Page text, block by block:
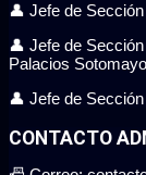
👤 Jefe de
👤 Jefe de
Palacios
👤 Jefe de
CONTACTO